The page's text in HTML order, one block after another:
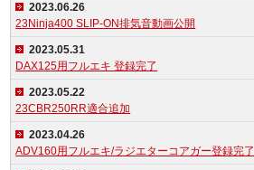
2023.06.26
23Ninja400 SLIP-ON排気音動画公開
2023.05.31
DAX125用フルエキ 登録完了
2023.05.22
23CBR250RR適合追加
2023.04.26
ADV160用フルエキ/ラジエターコアガー登録完了